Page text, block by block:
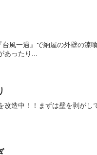
風一過』で納屋の外壁の漆
ったり...
改造中！！まずは壁を剥がし